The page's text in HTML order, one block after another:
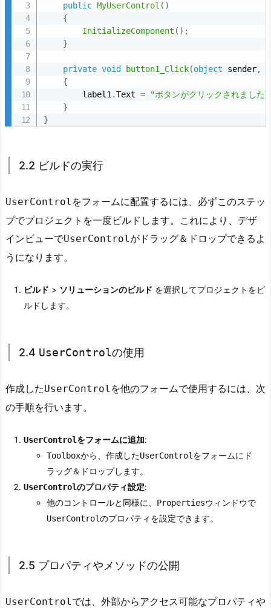
s
r
o
の
成
2.
2.
2 U
e
n
r
o
の
コ
デ
ィ
3.
2
public MyUserControl ( )
{
InitializeComponent ( ) ;
}
private void button1_Click(object sender,
{
        label1
.Text =
"ボタンがクリックされました
}
}
2.2 ビルドの実行
UserControl をフォームに配置するには、必ずこのステッ
プでプロジェクトを一度ビルドします。これにより、デザ
インビューでUserControlがドラッグ＆ドロップできるよ
うになります。
ビルド > ソリューションのビルド を選択してプロジェクトをビ
ルドします。
2.4 UserControlの使用
作成したUserControl を他のフォームで使用するには、次
の手順を行います。
UserControlをフォームに追加:
Toolboxから、作成したUserControl をフォームにド
ラッグ＆ドロップします。
UserControlのプロパティ設定:
他のコントロールと同様に、 Propertiesウィンドウで
UserControlのプロパティを設定できます。
2.5 プロパティやメソッドの公開
UserControl では、外部からアクセス可能なプロパティや